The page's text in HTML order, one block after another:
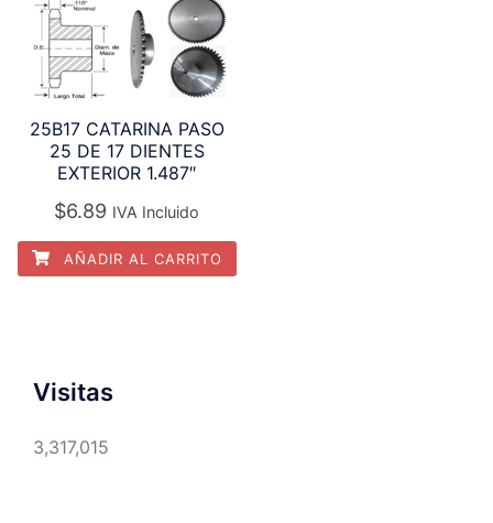
25B17 CATARINA PASO
25 DE 17 DIENTES
EXTERIOR 1.487″
$6.89 IVA Incluido
AÑADIR AL CARRITO
Visitas
3,317,015